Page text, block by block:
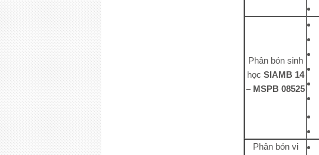
Phân bón sinh
học SIAMB 14
– MSPB 08525
Phân bón vi